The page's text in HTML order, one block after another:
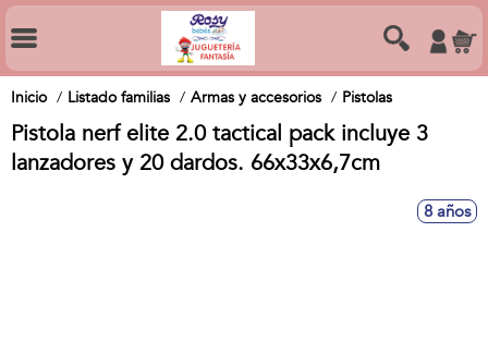
Inicio Listado familias Armas y accesorios Pistolas
Pistola nerf elite 2.0 tactical pack incluye 3
lanzadores y 20 dardos. 66x33x6,7cm
8 años